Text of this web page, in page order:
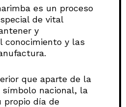
es un proceso
de vital
y
conocimiento y las
que aparte de la
nacional, la
propio día de